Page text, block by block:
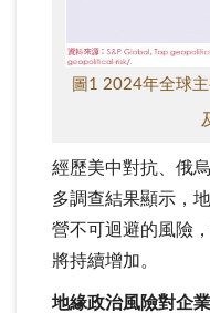
圖1 2024年全球
經歷美中對抗、俄
多調查結果顯示，
營不可迴避的風險
將持續增加。
地緣政治風險對企